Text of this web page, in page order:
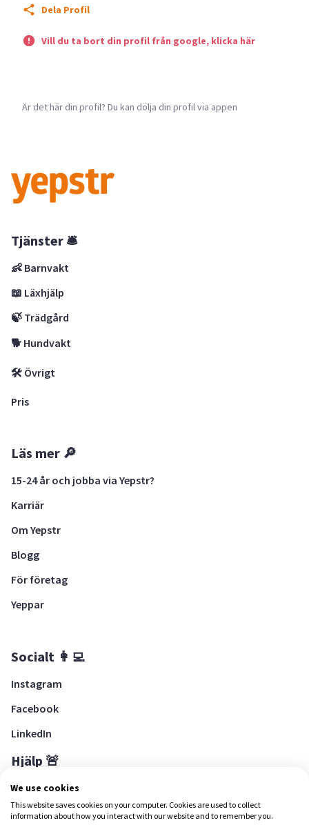
Dela Profil
Vill du ta bort din profil från google, klicka här
Är det här din profil? Du kan dölja din profil via appen
Tjänster 🛎
👶 Barnvakt
📖 Läxhjälp
🍃 Trädgård
🐕 Hundvakt
🛠 Övrigt
Pris
Läs mer 🔎
15-24 år och jobba via Yepstr?
Karriär
Om Yepstr
Blogg
För företag
Yeppar
Socialt 👩‍💻
Instagram
Facebook
LinkedIn
Hjälp 🚨
Hjälpcenter
We use cookies
This website saves cookies on your computer. Cookies are used to collect
information about how you interact with our website and to remember you.